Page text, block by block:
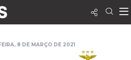
8 DE MARÇO DE 2021